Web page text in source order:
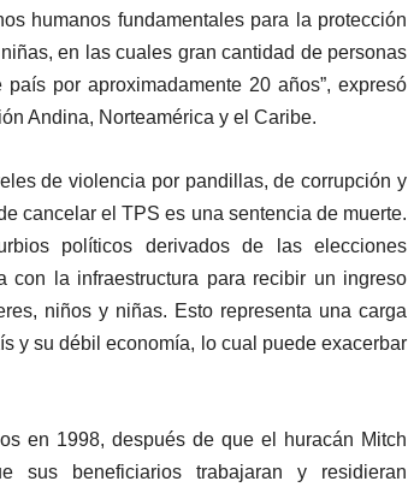
humanos fundamentales para la protección
en las cuales gran cantidad de personas
por aproximadamente 20 años”, expresó
Andina, Norteamérica y el Caribe.
de violencia por pandillas, de corrupción y
cancelar el TPS es una sentencia de muerte.
políticos derivados de las elecciones
la infraestructura para recibir un ingreso
niños y niñas. Esto representa una carga
y su débil economía, lo cual puede exacerbar
en 1998, después de que el huracán Mitch
beneficiarios trabajaran y residieran